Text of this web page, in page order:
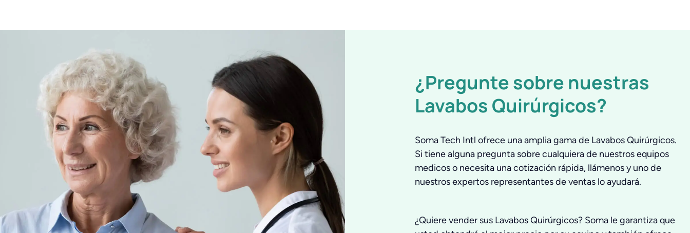
¿Pregunte sobre nuestras
Lavabos Quirúrgicos?
Soma Tech Intl ofrece una amplia gama de Lavabos Quirúrgicos.
Si tiene alguna pregunta sobre cualquiera de nuestros equipos
medicos o necesita una cotización rápida, llámenos y uno de
nuestros expertos representantes de ventas lo ayudará.
¿Quiere vender sus Lavabos Quirúrgicos? Soma le garantiza que